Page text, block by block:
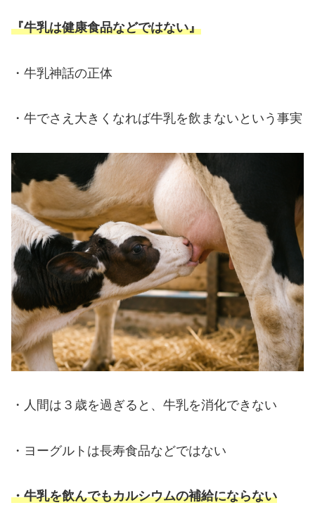
『牛乳は健康食品などではない』
・牛乳神話の正体
・牛でさえ大きくなれば牛乳を飲まないという事実
・人間は３歳を過ぎると、牛乳を消化できない
・ヨーグルトは長寿食品などではない
・牛乳を飲んでもカルシウムの補給にならない